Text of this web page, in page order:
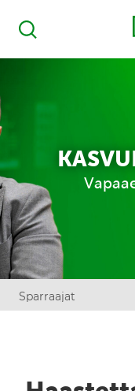
Haku
Kasvu
Sparraajat